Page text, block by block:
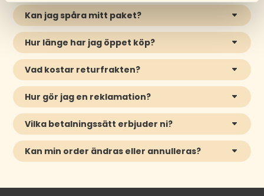
Kan jag spåra mitt paket?
Hur länge har jag öppet köp?
Vad kostar returfrakten?
Hur gör jag en reklamation?
Vilka betalningssätt erbjuder ni?
Kan min order ändras eller annulleras?